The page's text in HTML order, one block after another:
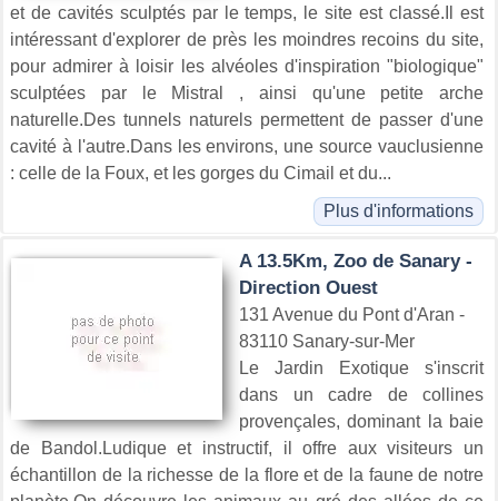
et de cavités sculptés par le temps, le site est classé.Il est
intéressant d'explorer de près les moindres recoins du site,
pour admirer à loisir les alvéoles d'inspiration "biologique"
sculptées par le Mistral , ainsi qu'une petite arche
naturelle.Des tunnels naturels permettent de passer d'une
cavité à l'autre.Dans les environs, une source vauclusienne
: celle de la Foux, et les gorges du Cimail et du...
Plus d'informations
A 13.5Km, Zoo de Sanary -
Direction Ouest
131 Avenue du Pont d'Aran -
83110 Sanary-sur-Mer
Le Jardin Exotique s'inscrit
dans un cadre de collines
provençales, dominant la baie
de Bandol.Ludique et instructif, il offre aux visiteurs un
échantillon de la richesse de la flore et de la faune de notre